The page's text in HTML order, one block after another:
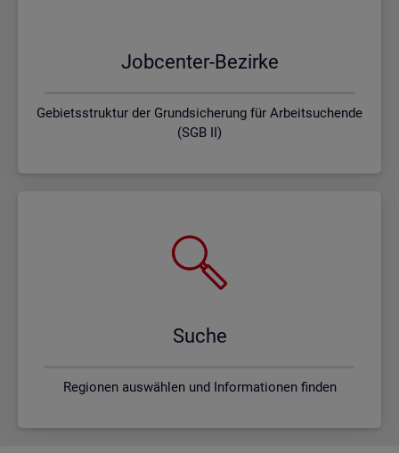
Job­cen­ter-Be­zir­ke
Gebietsstruktur der Grundsicherung für Arbeitsuchende
(SGB II)
Suche
Regionen auswählen und Informationen finden